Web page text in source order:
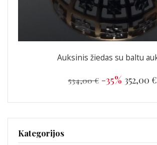
Auksinis žiedas su baltu
534,00 € -35% 352,00 €
Kategorijos